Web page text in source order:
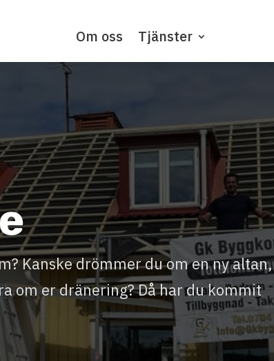
Om oss Tjänster
Kanske drömmer du om en ny altan,
om er dränering? Då har du kommit